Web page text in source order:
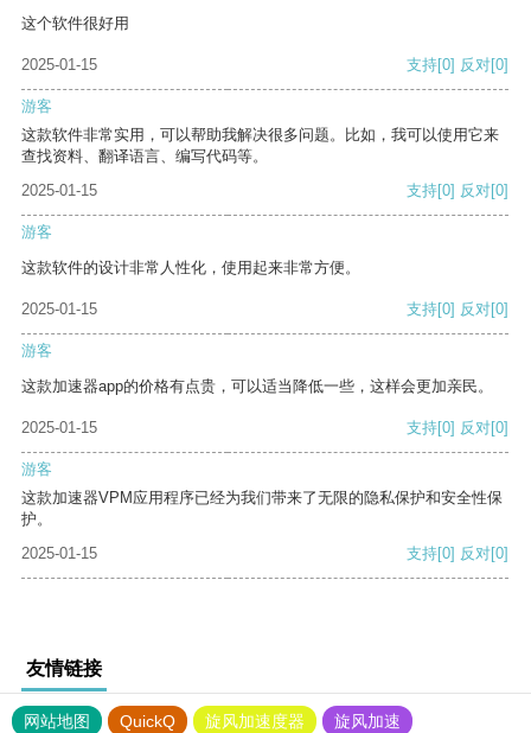
这个软件很好用
2025-01-15 支持[0] 反对[0]
游客
这款软件非常实用，可以帮助我解决很多问题。比如，我可以使用它来
查找资料、翻译语言、编写代码等。
2025-01-15
支持[0] 反对[0]
游客
这款软件的设计非常人性化，使用起来非常方便。
2025-01-15 支持[0] 反对[0]
游客
这款加速器app的价格有点贵，可以适当降低一些，这样会更加亲民。
2025-01-15 支持[0] 反对[0]
游客
这款加速器VPM应用程序已经为我们带来了无限的隐私保护和安全性保
护。
2025-01-15
支持[0] 反对[0]
友情链接
网站地图 QuickQ 旋风加速度器
旋风加速